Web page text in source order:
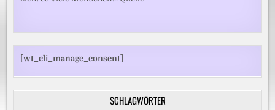
[wt_cli_manage_consent]
SCHLAGWÖRTER